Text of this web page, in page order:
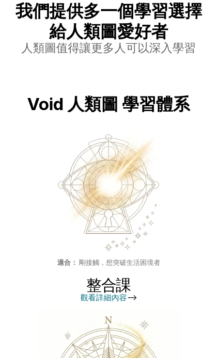
我們提供多一個學習選擇
給人類圖愛好者
人類圖值得讓更多人可以深入學習
Void 人類圖 學習體系
適合： 剛接觸，想突破生活困境者
整合課
觀看詳細內容-->